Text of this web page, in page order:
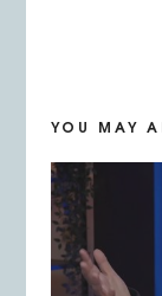
YOU MAY